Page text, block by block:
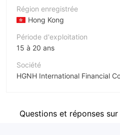
Région enregistrée
Hong Kong
Période d'exploitation
15 à 20 ans
Société
HGNH International Financial
Questions et réponses